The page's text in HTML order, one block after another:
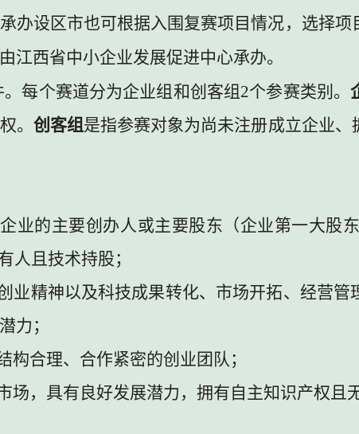
办设区市也可根据入围复赛项目情况，选择
江西省中小企业发展促进中心承办。
每个赛道分为企业组和创客组 2个参赛类别。
。 创客组是指参赛对象为尚未注册成立企业
业的主要创办人或主要股东（企业第一大股
人且技术持股；
业精神以及科技成果转化、市场开拓、经营
力；
构合理、合作紧密的创业团队；
场，具有良好发展潜力，拥有自主知识产权且